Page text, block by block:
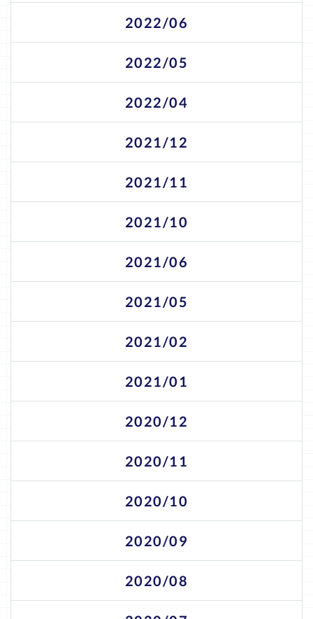
2022/06
2022/05
2022/04
2021/12
2021/11
2021/10
2021/06
2021/05
2021/02
2021/01
2020/12
2020/11
2020/10
2020/09
2020/08